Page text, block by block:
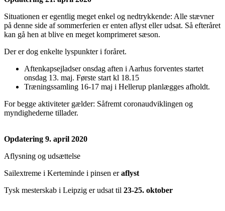
Situationen er egentlig meget enkel og nedtrykkende: Alle stævner
på denne side af sommerferien er enten aflyst eller udsat. Så efteråret
kan gå hen at blive en meget komprimeret sæson.
Der er dog enkelte lyspunkter i foråret.
Aftenkapsejladser onsdag aften i Aarhus forventes startet
onsdag 13. maj. Første start kl 18.15
Træningssamling 16-17 maj i Hellerup planlægges afholdt.
For begge aktiviteter gælder: Såfremt coronaudviklingen og
myndighederne tillader.
Opdatering 9. april 2020
Aflysning og udsættelse
Sailextreme i Kerteminde i pinsen eraflyst
Tysk mesterskab i Leipzig er udsat til 23-25. oktober